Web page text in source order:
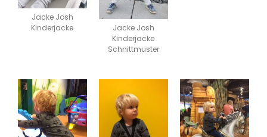
Jacke Josh
Kinderjacke
Jacke Josh
Kinderjacke
Schnittmuster